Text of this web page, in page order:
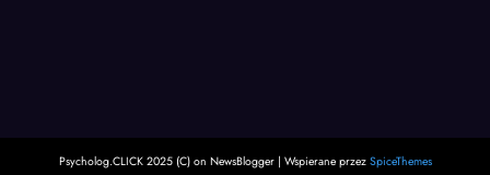
Psycholog.CLICK 2025 (C) on NewsBlogger | Wspierane przez SpiceThemes